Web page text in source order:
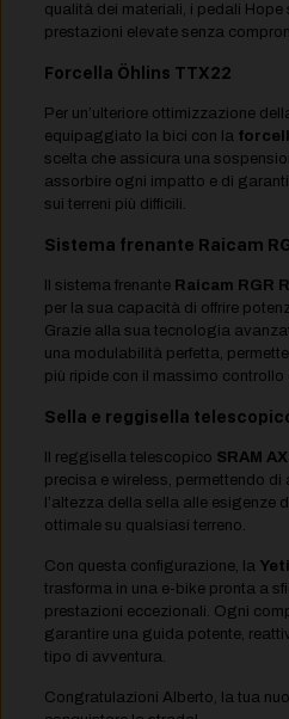
qualità dei materiali, i pedali Hope
prestazioni elevate senza
Forcella Öhlins TTX22
Per un’ulteriore ottimizzazione
equipaggiato la bici con la
scelta che assicura una
assorbire ogni impatto e di
sui terreni più difficili.
Sistema frenante Raicam
Il sistema frenante Raicam RGR
per la sua capacità di offrire
Grazie alla sua tecnologia
una modulabilità perfetta,
più ripide con il massimo controllo
Sella e reggisella
Il reggisella telescopico SRAM
precisa e wireless, permettendo
l’altezza della sella alle esigenze
ottimale su qualsiasi terreno.
Con questa configurazione, la
trasforma in una e-bike pronta a
prestazioni eccezionali. Ogni
garantire una guida potente,
tipo di avventura.
Congratulazioni Alberto, la tua